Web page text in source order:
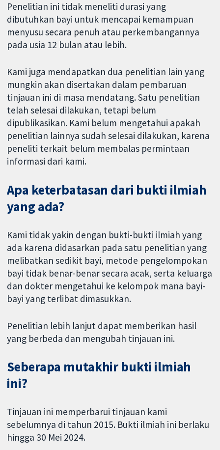
Penelitian ini tidak meneliti durasi yang
dibutuhkan bayi untuk mencapai kemampuan
menyusu secara penuh atau perkembangannya
pada usia 12 bulan atau lebih.
Kami juga mendapatkan dua penelitian lain yang
mungkin akan disertakan dalam pembaruan
tinjauan ini di masa mendatang. Satu penelitian
telah selesai dilakukan, tetapi belum
dipublikasikan. Kami belum mengetahui apakah
penelitian lainnya sudah selesai dilakukan, karena
peneliti terkait belum membalas permintaan
informasi dari kami.
Apa keterbatasan dari bukti ilmiah
yang ada?
Kami tidak yakin dengan bukti-bukti ilmiah yang
ada karena didasarkan pada satu penelitian yang
melibatkan sedikit bayi, metode pengelompokan
bayi tidak benar-benar secara acak, serta keluarga
dan dokter mengetahui ke kelompok mana bayi-
bayi yang terlibat dimasukkan.
Penelitian lebih lanjut dapat memberikan hasil
yang berbeda dan mengubah tinjauan ini.
Seberapa mutakhir bukti ilmiah
ini?
Tinjauan ini memperbarui tinjauan kami
sebelumnya di tahun 2015. Bukti ilmiah ini berlaku
hingga 30 Mei 2024.